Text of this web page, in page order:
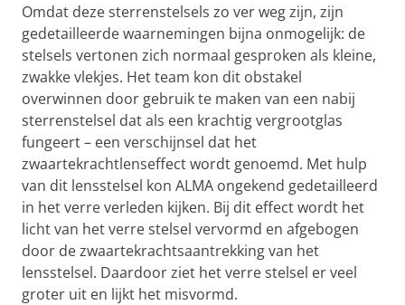
Omdat deze sterrenstelsels zo ver weg zijn, zijn
gedetailleerde waarnemingen bijna onmogelijk: de
stelsels vertonen zich normaal gesproken als kleine,
zwakke vlekjes. Het team kon dit obstakel
overwinnen door gebruik te maken van een nabij
sterrenstelsel dat als een krachtig vergrootglas
fungeert – een verschijnsel dat het
zwaartekrachtlenseffect wordt genoemd. Met hulp
van dit lensstelsel kon ALMA ongekend gedetailleerd
in het verre verleden kijken. Bij dit effect wordt het
licht van het verre stelsel vervormd en afgebogen
door de zwaartekrachtsaantrekking van het
lensstelsel. Daardoor ziet het verre stelsel er veel
groter uit en lijkt het misvormd.